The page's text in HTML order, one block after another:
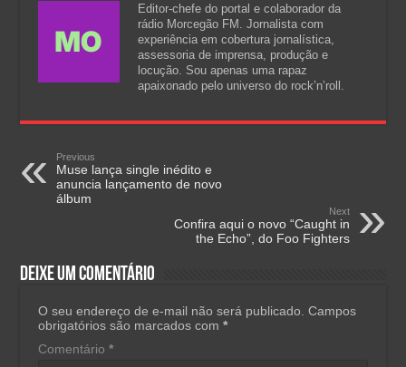
Editor-chefe do portal e colaborador da
rádio Morcegão FM. Jornalista com
experiência em cobertura jornalística,
assessoria de imprensa, produção e
locução. Sou apenas uma rapaz
apaixonado pelo universo do rock’n’roll.
Previous
Muse lança single inédito e
anuncia lançamento de novo
álbum
Next
Confira aqui o novo “Caught in
the Echo”, do Foo Fighters
Deixe um comentário
O seu endereço de e-mail não será publicado. Campos
obrigatórios são marcados com*
Comentário*